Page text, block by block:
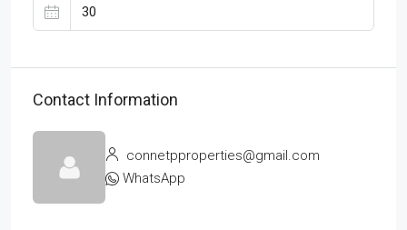
Contact Information
connetpproperties@gmail.com
WhatsApp